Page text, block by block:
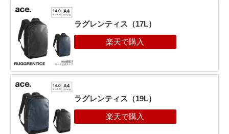
ラグレンティス（17L）
ラグレンティス（19L）